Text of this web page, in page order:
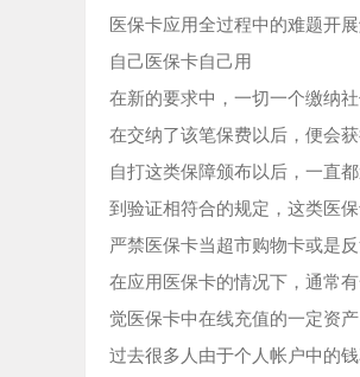
医保卡应用全过程中的难题开
自己医保卡自己用
在新的要求中，一切一个缴纳
在交纳了该笔保费以后，便会
自打这类保障颁布以后，一直
到验证相符合的规定，这类医保
严禁医保卡当超市购物卡或是
在应用医保卡的情况下，通常
觉医保卡中在线充值的一定资
过去很多人由于个人帐户中的